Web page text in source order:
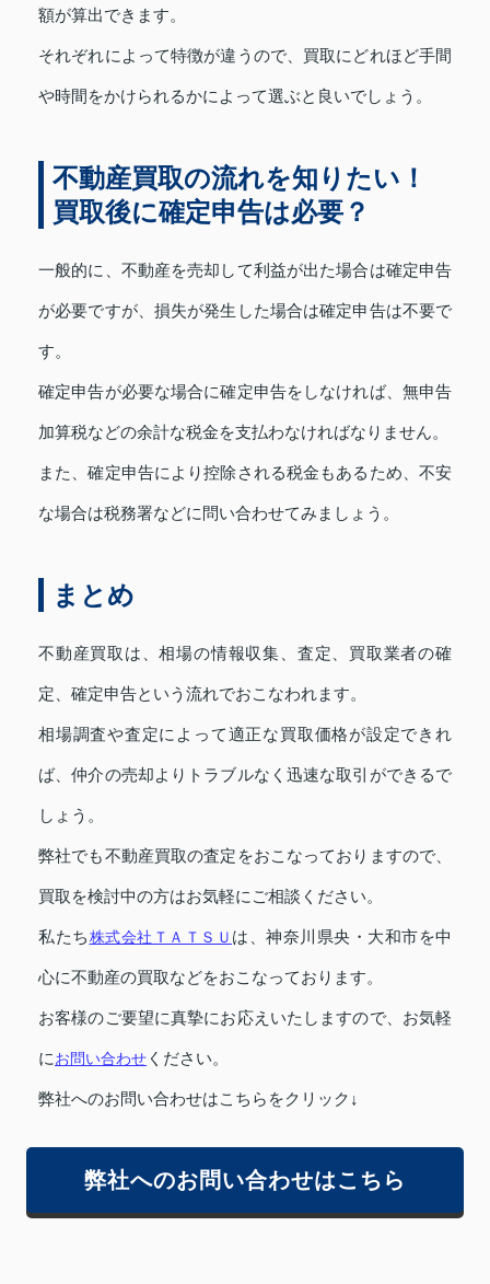
額が算出できます。
それぞれによって特徴が違うので、買取にどれほど手間
や時間をかけられるかによって選ぶと良いでしょう。
不動産買取の流れを知りたい！
買取後に確定申告は必要？
一般的に、不動産を売却して利益が出た場合は確定申告
が必要ですが、損失が発生した場合は確定申告は不要で
す。
確定申告が必要な場合に確定申告をしなければ、無申告
加算税などの余計な税金を支払わなければなりません。
また、確定申告により控除される税金もあるため、不安
な場合は税務署などに問い合わせてみましょう。
まとめ
不動産買取は、相場の情報収集、査定、買取業者の確
定、確定申告という流れでおこなわれます。
相場調査や査定によって適正な買取価格が設定できれ
ば、仲介の売却よりトラブルなく迅速な取引ができるで
しょう。
弊社でも不動産買取の査定をおこなっておりますので、
買取を検討中の方はお気軽にご相談ください。
私たち株式会社ＴＡＴＳＵ は、神奈川県央・大和市を中
心に不動産の買取などをおこなっております。
お客様のご要望に真摯にお応えいたしますので、お気軽
にお問い合わせ ください。
弊社へのお問い合わせはこちらをクリック↓
弊社へのお問い合わせはこちら